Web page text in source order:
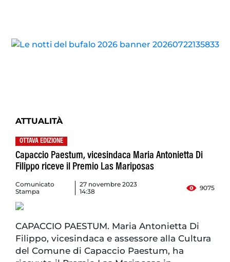
ATTUALITÀ
OTTAVA EDIZIONE
Capaccio Paestum, vicesindaca Maria Antonietta Di
Filippo riceve il Premio Las Mariposas
Comunicato
Stampa
27 novembre 2023
14:38
9075
CAPACCIO PAESTUM. Maria Antonietta Di
Filippo, vicesindaca e assessore alla Cultura
del Comune di Capaccio Paestum, ha